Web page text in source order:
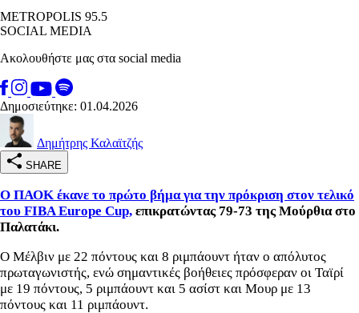
METROPOLIS 95.5
SOCIAL MEDIA
Ακολουθήστε μας στα social media
Δημοσιεύτηκε: 01.04.2026
Δημήτρης Καλαϊτζής
SHARE
Ο ΠΑΟΚ έκανε το πρώτο βήμα για την πρόκριση στον τελικό
του FIBA Europe Cup, επικρατώντας 79-73 της Μούρθια στο
Παλατάκι.
Ο Μέλβιν με 22 πόντους και 8 ριμπάουντ ήταν ο απόλυτος
πρωταγωνιστής, ενώ σημαντικές βοήθειες πρόσφεραν οι Ταϊρί
με 19 πόντους, 5 ριμπάουντ και 5 ασίστ και Μουρ με 13
πόντους και 11 ριμπάουντ.